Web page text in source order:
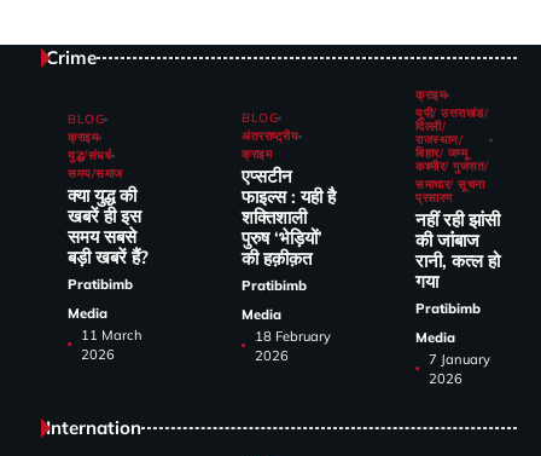
Crime
BLOG
क्राइम
युद्ध/संघर्ष
समय/समाज
क्या युद्ध की
खबरें ही इस
समय सबसे
बड़ी खबरें हैं?
Pratibimb
Media
11 March
2026
BLOG
अंतरराष्ट्रीय
क्राइम
एप्सटीन
फाइल्स : यही है
शक्तिशाली
पुरुष ‘भेड़ियों’
की हक़ीक़त
Pratibimb
Media
18 February
2026
क्राइम
यूपी/ उत्तराखंड/
दिल्ली/
राजस्थान/
बिहार/ जम्मू
कश्मीर/ गुजरात/
समाचार/ सूचना
प्रसारण
नहीं रही झांसी
की जांंबाज
रानी, कत्‍ल हो
गया
Pratibimb
Media
7 January
2026
Internation